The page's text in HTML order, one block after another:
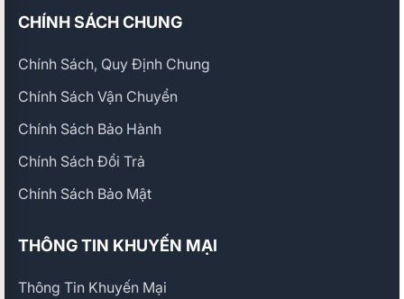
CHÍNH SÁCH CHUNG
Chính Sách, Quy Định Chung
Chính Sách Vận Chuyển
Chính Sách Bảo Hành
Chính Sách Đổi Trả
Chính Sách Bảo Mật
THÔNG TIN KHUYẾN MẠI
Thông Tin Khuyến Mại